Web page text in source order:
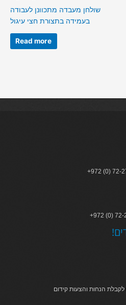
שולחן מעבדה מתכוונן לעבודה
בעמידה בתצורת חצי עיגול
Read more
הנחות והצעות קידום